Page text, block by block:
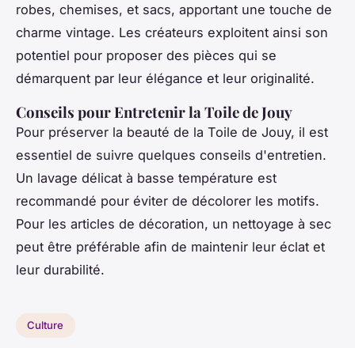
robes, chemises, et sacs, apportant une touche de
charme vintage. Les créateurs exploitent ainsi son
potentiel pour proposer des pièces qui se
démarquent par leur élégance et leur originalité.
Conseils pour Entretenir la Toile de Jouy
Pour préserver la beauté de la Toile de Jouy, il est
essentiel de suivre quelques conseils d'entretien.
Un lavage délicat à basse température est
recommandé pour éviter de décolorer les motifs.
Pour les articles de décoration, un nettoyage à sec
peut être préférable afin de maintenir leur éclat et
leur durabilité.
Culture